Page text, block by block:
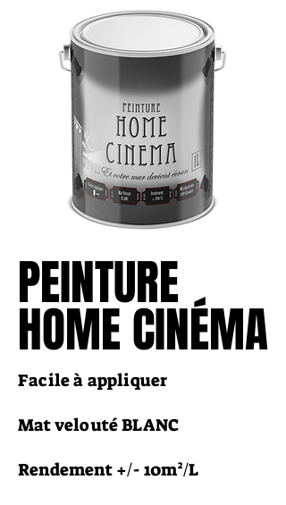
PEINTURE
HOME CINÉMA
PEINTURE
HOME CINÉMA
Facile à appliquer
Mat velouté BLANC
Rendement +/- 10m²/L